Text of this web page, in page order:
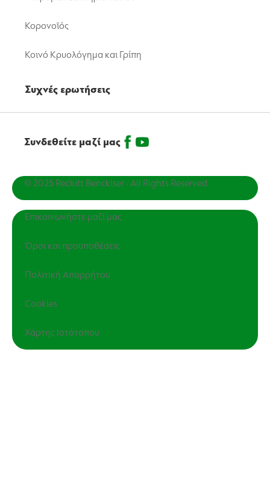
Κορονοϊός
Κοινό Κρυολόγημα και Γρίπη
Συχνές ερωτήσεις
Συνδεθείτε μαζί μας
© 2025 Reckitt Benckiser - All Rights Reserved
Επικοινωνήστε μαζί μας
Όροι και προυποθέσεις
Πολιτική Απορρήτου
Cookies
Χάρτης Ιστότοπου